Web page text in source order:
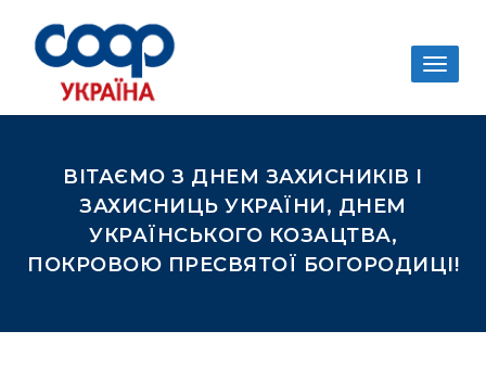
ВІТАЄМО З ДНЕМ ЗАХИСНИКІВ І
ЗАХИСНИЦЬ УКРАЇНИ, ДНЕМ
УКРАЇНСЬКОГО КОЗАЦТВА,
ПОКРОВОЮ ПРЕСВЯТОЇ БОГОРОДИЦІ!